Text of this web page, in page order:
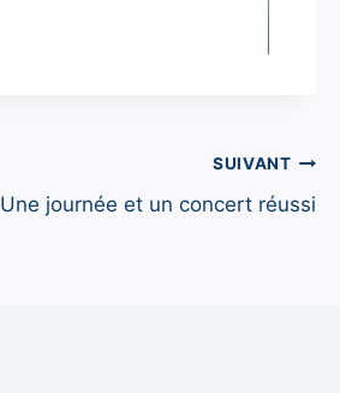
SUIVANT
Une journée et un concert réussi